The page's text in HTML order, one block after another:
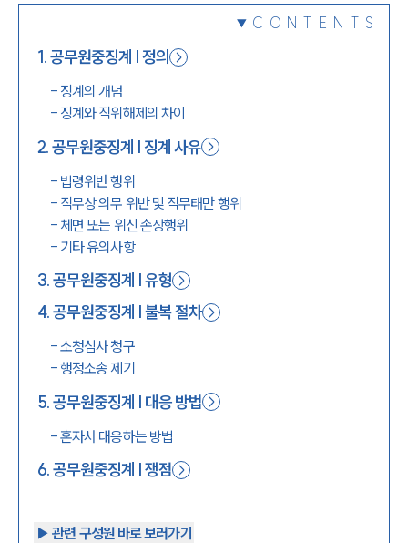
CONTENTS
1.공무원중징계 | 정의
- 징계의 개념
- 징계와 직위해제의 차이
2.공무원중징계 | 징계 사유
- 법령위반 행위
- 직무상 의무 위반 및 직무태만 행위
- 체면 또는 위신 손상행위
- 기타 유의사항
3.공무원중징계 | 유형
4.공무원중징계 | 불복 절차
-소청심사 청구
-행정소송 제기
5.공무원중징계 | 대응 방법
-혼자서 대응하는 방법
6.공무원중징계 | 쟁점
▶︎ 관련 구성원 바로 보러가기